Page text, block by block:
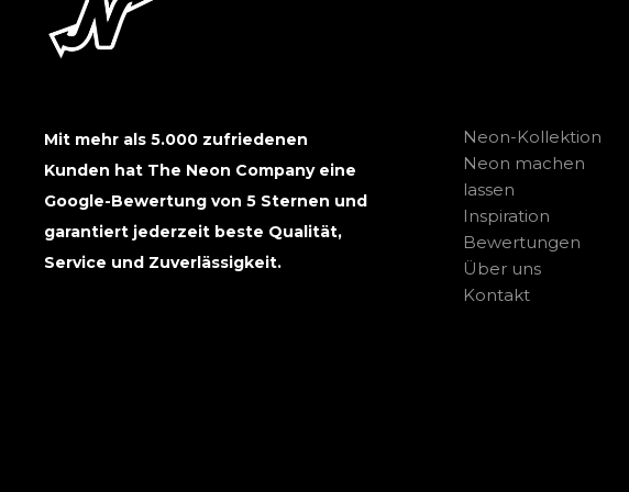
Mit mehr als 5.000 zufriedenen
Kunden hat The Neon Company eine
Google-Bewertung von 5 Sternen und
garantiert jederzeit beste Qualität,
Service und Zuverlässigkeit.
Neon-Kollektion
Neon machen
lassen
Inspiration
Bewertungen
Über uns
Kontakt